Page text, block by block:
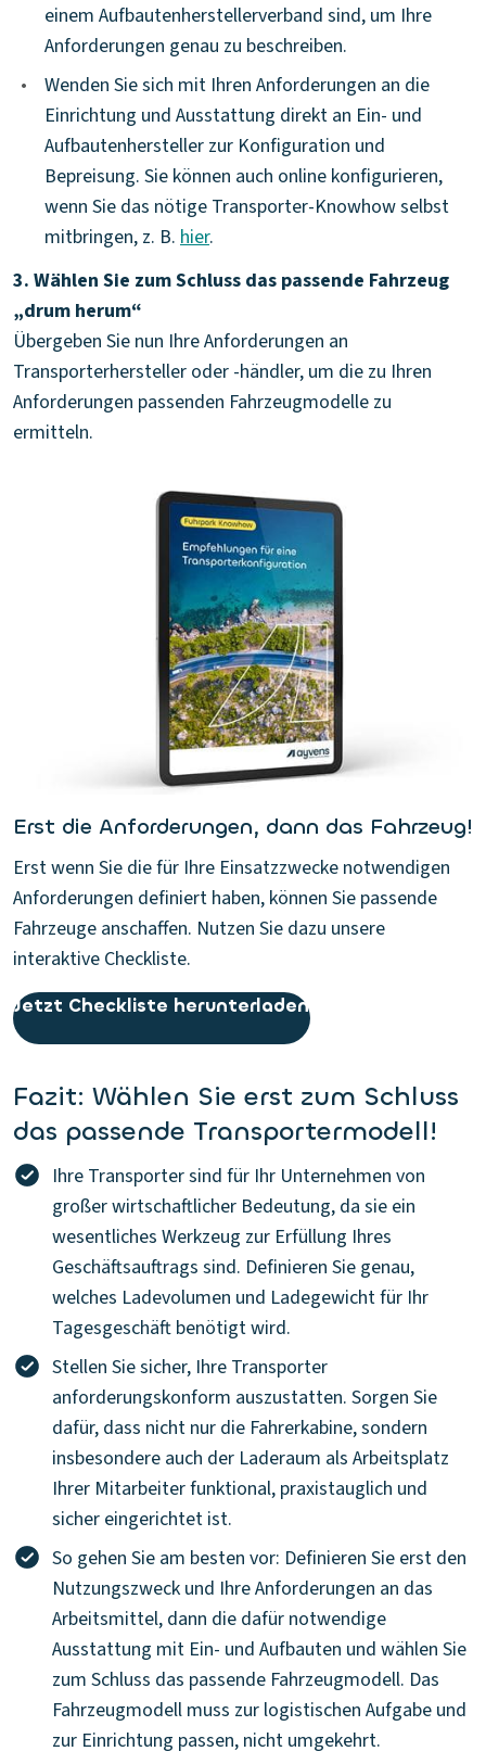
einem Aufbautenherstellerverband sind, um Ihre
Anforderungen genau zu beschreiben.
•
Wenden Sie sich mit Ihren Anforderungen an die
Einrichtung und Ausstattung direkt an Ein- und
Aufbautenhersteller zur Konfiguration und
Bepreisung. Sie können auch online konfigurieren,
wenn Sie das nötige Transporter-Knowhow selbst
mitbringen, z. B. hier.
3. Wählen Sie zum Schluss das passende Fahrzeug
„drum herum“
Übergeben Sie nun Ihre Anforderungen an
Transporterhersteller oder -händler, um die zu Ihren
Anforderungen passenden Fahrzeugmodelle zu
ermitteln.
Erst die Anforderungen, dann das Fahrzeug!
Erst wenn Sie die für Ihre Einsatzzwecke notwendigen
Anforderungen definiert haben, können Sie passende
Fahrzeuge anschaffen. Nutzen Sie dazu unsere
interaktive Checkliste.
Jetzt Checkliste herunterladen
Fazit: Wählen Sie erst zum Schluss
das passende Transportermodell!
Ihre Transporter sind für Ihr Unternehmen von
großer wirtschaftlicher Bedeutung, da sie ein
wesentliches Werkzeug zur Erfüllung Ihres
Geschäftsauftrags sind. Definieren Sie genau,
welches Ladevolumen und Ladegewicht für Ihr
Tagesgeschäft benötigt wird.
Stellen Sie sicher, Ihre Transporter
anforderungskonform auszustatten. Sorgen Sie
dafür, dass nicht nur die Fahrerkabine, sondern
insbesondere auch der Laderaum als Arbeitsplatz
Ihrer Mitarbeiter funktional, praxistauglich und
sicher eingerichtet ist.
So gehen Sie am besten vor: Definieren Sie erst den
Nutzungszweck und Ihre Anforderungen an das
Arbeitsmittel, dann die dafür notwendige
Ausstattung mit Ein- und Aufbauten und wählen Sie
zum Schluss das passende Fahrzeugmodell. Das
Fahrzeugmodell muss zur logistischen Aufgabe und
zur Einrichtung passen, nicht umgekehrt.